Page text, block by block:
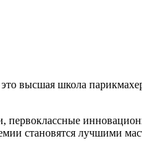
высшая школа
первоклассные
становятся лучшими